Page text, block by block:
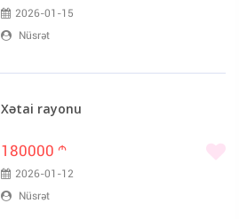
2026-01-15
Nüsrət
Xətai rayonu
180000 m
2026-01-12
Nüsrət